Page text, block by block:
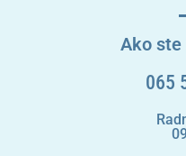
Ako ste
065